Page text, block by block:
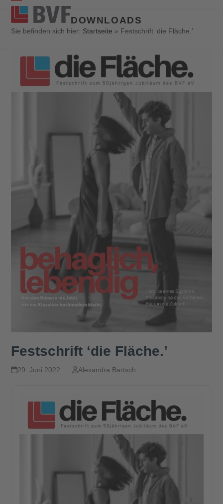
Open
mobile
Close
mobile
DOWNLOADS
Sie befinden sich hier: Startseite » Festschrift ‘die Fläche.’
Festschrift ‘die Fläche.’
29. Juni 2022 Alexandra Bartsch